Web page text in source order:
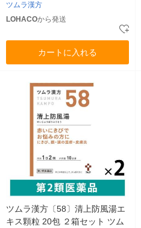
ツムラ漢方
LOHACOから発送
カートに入れる
ツムラ漢方〔58〕清上防風湯エ
キス顆粒 20包 ２箱セット ツム